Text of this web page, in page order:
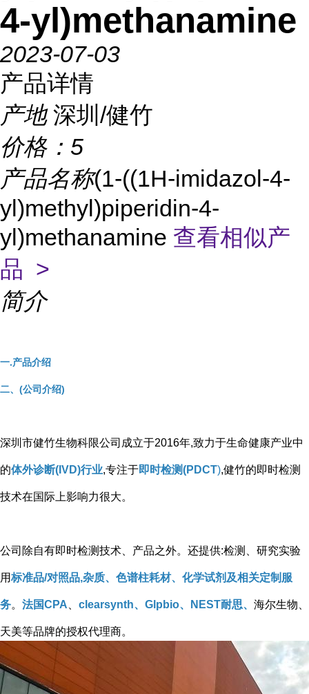
4-yl)methanamine
2023-07-03
产品详情
产地 深圳/健竹
价格： 5
产品名称(1-((1H-imidazol-4-
yl)methyl)piperidin-4-
yl)methanamine 查看相似产
品 >
简介
一.产品介绍
二、(公司介绍)
深圳市健竹生物科限公司成立于2016年,致力于生命健康产业中
的体外诊断(IVD)行业,专注于即时检测(PDCT),健竹的即时检测
技术在国际上影响力很大。
公司除自有即时检测技术、产品之外。还提供:检测、研究实验
用标准品/对照品,杂质、色谱柱耗材、化学试剂及相关定制服
务。 法国CPA clearsynth、Glpbio、NEST耐思、 海尔生物、
天美等品牌的授权代理商。